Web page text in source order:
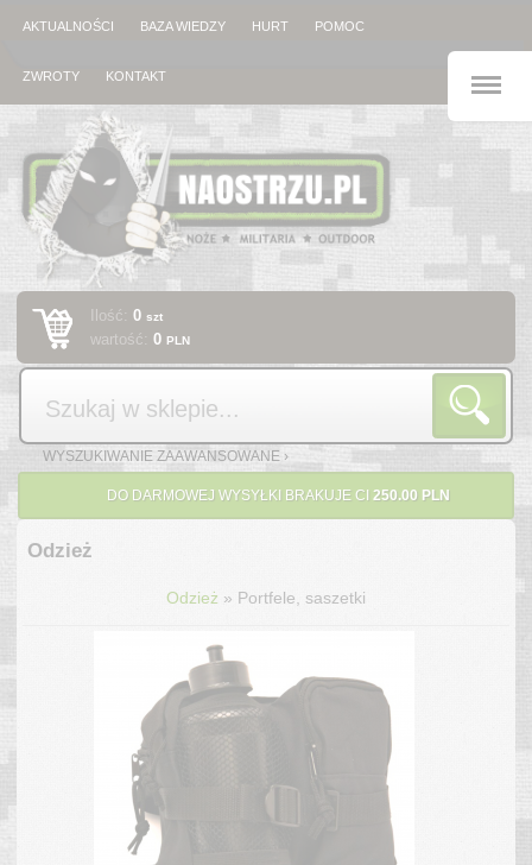
AKTUALNOŚCI BAZA WIEDZY HURT POMOC
ZWROTY KONTAKT
Ilość:0szt
wartość:0PLN
Szukaj
WYSZUKIWANIE ZAAWANSOWANE ›
DO DARMOWEJ WYSYŁKI BRAKUJE CI 250.00 PLN
Odzież
Odzież » Portfele, saszetki